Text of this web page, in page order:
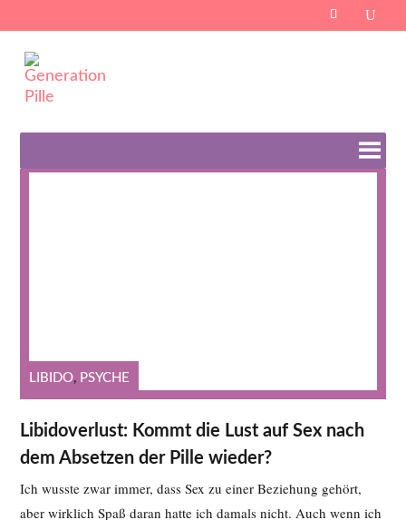
for:
Schlagwort:Stimmungsschwankungen
LIBIDO, PSYCHE
Libidoverlust: Kommt die Lust auf Sex nach
dem Absetzen der Pille wieder?
Ich wusste zwar immer, dass Sex zu einer Beziehung gehört,
aber wirklich Spaß daran hatte ich damals nicht. Auch wenn ich